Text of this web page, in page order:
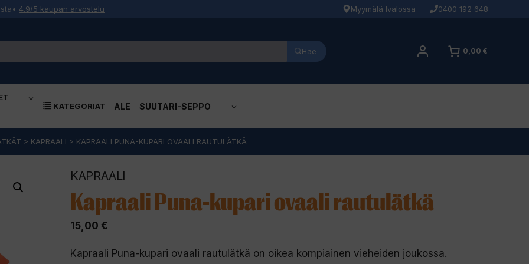
• 4.9/5 kaupan arvostelu Myymälä Ivalossa 0400 192 648
Hae 0,00 €
KATEGORIAT
ALE SUUTARI-SEPPO
> KAPRAALI > KAPRAALI PUNA-KUPARI OVAALI RAUTULÄTKÄ
KAPRAALI
Kapraali Puna-kupari ovaali rautulätkä
15,00 €
Kapraali Puna-kupari ovaali rautulätkä on oikea kompiainen vieheiden joukossa.